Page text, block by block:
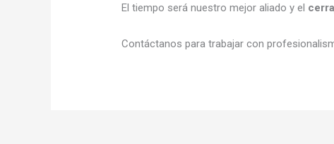
El tiempo será nuestro mejor aliado y el
Contáctanos para trabajar con